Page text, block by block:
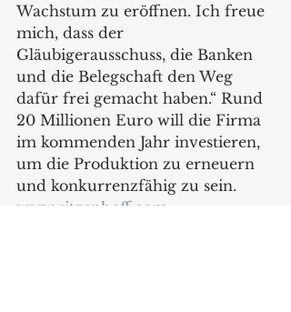
Wachstum zu eröffnen. Ich freue
mich, dass der
Gläubigerausschuss, die Banken
und die Belegschaft den Weg
dafür frei gemacht haben.“ Rund
20 Millionen Euro will die Firma
im kommenden Jahr investieren,
um die Produktion zu erneuern
und konkurrenzfähig zu sein.
www.ritzenhoff.com